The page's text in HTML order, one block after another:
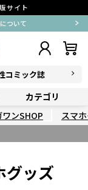
サイト
ついて
コミック誌
カテゴリ
ンSHOP
スマ
グッズ